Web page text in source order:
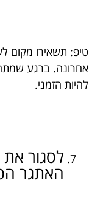
טיפ: תשאירו מקום
אחרונה. ברגע
להיות הזמני.
לסגור
האתגר